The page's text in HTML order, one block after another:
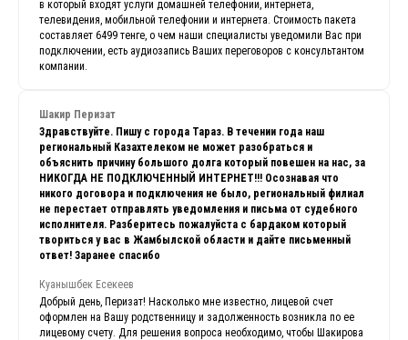
в который входят услуги домашней телефонии, интернета,
телевидения, мобильной телефонии и интернета. Стоимость пакета
составляет 6499 тенге, о чем наши специалисты уведомили Вас при
подключении, есть аудиозапись Ваших переговоров с консультантом
компании.
Шакир Перизат
Здравствуйте. Пишу с города Тараз. В течении года наш
региональный Казахтелеком не может разобраться и
объяснить причину большого долга который повешен на нас, за
НИКОГДА НЕ ПОДКЛЮЧЕННЫЙ ИНТЕРНЕТ!!! Осознавая что
никого договора и подключения не было, региональный филиал
не перестает отправлять уведомления и письма от судебного
исполнителя. Разберитесь пожалуйста с бардаком который
твориться у вас в Жамбылской области и дайте письменный
ответ! Заранее спасибо
Куанышбек Есекеев
Добрый день, Перизат! Насколько мне известно, лицевой счет
оформлен на Вашу родственницу и задолженность возникла по ее
лицевому счету. Для решения вопроса необходимо, чтобы Шакирова